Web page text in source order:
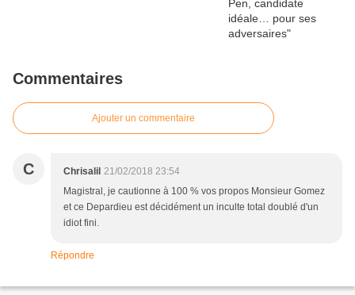
Commentaires
Ajouter un commentaire
C Chrisalil 21/02/2018 23:54
Magistral, je cautionne à 100 % vos propos Monsieur Gomez
et ce Depardieu est décidément un inculte total doublé d'un
idiot fini.
Répondre